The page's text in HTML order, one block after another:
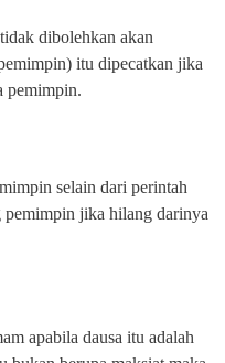
dibolehkan akan
itu dipecatkan jika
pemimpin.
selain dari perintah
pemimpin jika hilang darinya
apabila dausa itu adalah